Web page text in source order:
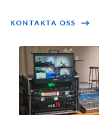
KONTAKTA OSS ⟶